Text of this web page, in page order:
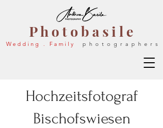
P h o t o b a s i l e
W e d d i n g . F a m i l y p h o t o g r a p h e r s
Hochzeitsfotograf
Bischofswiesen